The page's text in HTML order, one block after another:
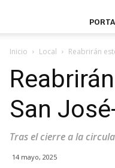
Inicio Local Reabrirán
San
Tras el cierre a la
14 mayo, 2025